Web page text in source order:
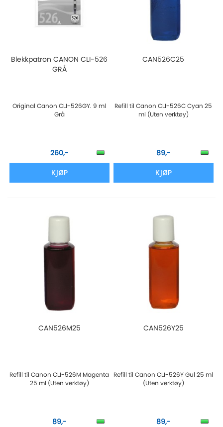
Blekkpatron CANON CLI-526
GRÅ
Original Canon CLI-526GY. 9 ml
Grå
260,-
KJØP
CAN526C25
Refill til Canon CLI-526C Cyan 25
ml (Uten verktøy)
89,-
KJØP
CAN526M25
Refill til Canon CLI-526M Magenta
25 ml (Uten verktøy)
89,-
CAN526Y25
Refill til Canon CLI-526Y Gul 25 ml
(Uten verktøy)
89,-